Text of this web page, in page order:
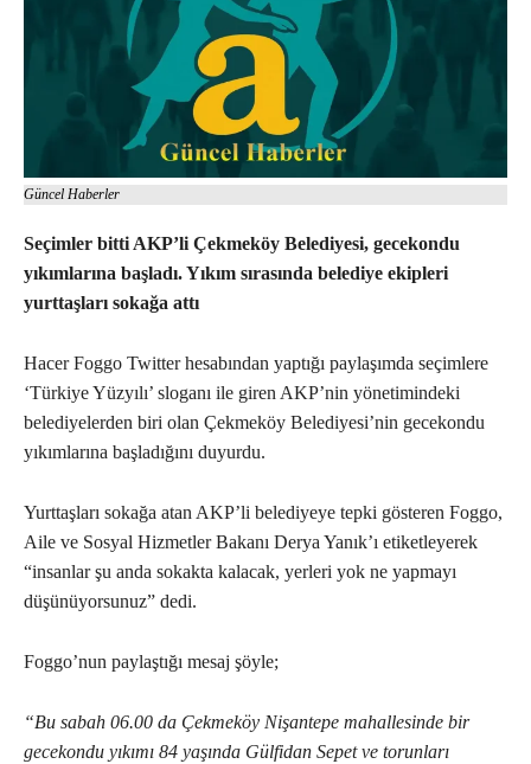
Güncel Haberler
Seçimler bitti AKP’li Çekmeköy Belediyesi, gecekondu
yıkımlarına başladı. Yıkım sırasında belediye ekipleri
yurttaşları sokağa attı
Hacer Foggo Twitter hesabından yaptığı paylaşımda seçimlere
‘Türkiye Yüzyılı’ sloganı ile giren AKP’nin yönetimindeki
belediyelerden biri olan Çekmeköy Belediyesi’nin gecekondu
yıkımlarına başladığını duyurdu.
Yurttaşları sokağa atan AKP’li belediyeye tepki gösteren Foggo,
Aile ve Sosyal Hizmetler Bakanı Derya Yanık’ı etiketleyerek
“insanlar şu anda sokakta kalacak, yerleri yok ne yapmayı
düşünüyorsunuz” dedi.
Foggo’nun paylaştığı mesaj şöyle;
“Bu sabah 06.00 da Çekmeköy Nişantepe mahallesinde bir
gecekondu yıkımı 84 yaşında Gülfidan Sepet ve torunları